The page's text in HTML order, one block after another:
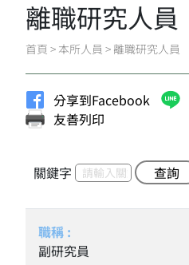
離職研究人員
首頁 > 本所人員 > 離職研究人員
分享到Facebook
友善列印
關鍵字 查詢
副研究員